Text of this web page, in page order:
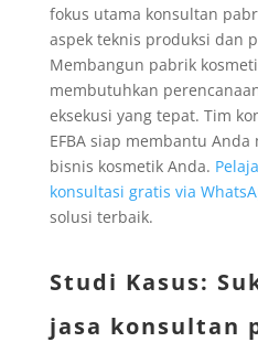
fokus utama konsultan
aspek teknis produksi dan
Membangun pabrik
membutuhkan
eksekusi yang tepat. Tim
EFBA siap membantu
bisnis kosmetik Anda.
konsultasi gratis via
solusi terbaik.
Studi Kasus:
jasa konsultan